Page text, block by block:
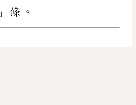
」條。